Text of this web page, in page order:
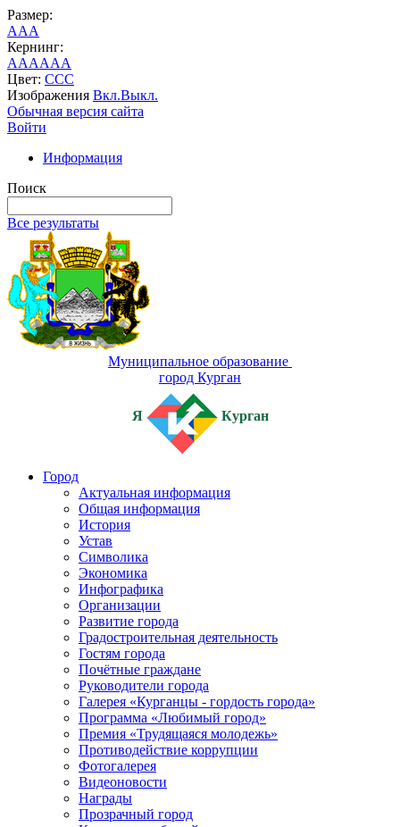
Размер:
AAA
Кернинг:
AAAAAA
Цвет: CCC
Изображения Вкл.Выкл.
Обычная версия сайта
Войти
Информация
Поиск
Все результаты
Муниципальное образование
город Курган
Я Курган
Город
Актуальная информация
Общая информация
История
Устав
Символика
Экономика
Инфографика
Организации
Развитие города
Градостроительная деятельность
Гостям города
Почётные граждане
Руководители города
Галерея «Курганцы - гордость города»
Программа «Любимый город»
Премия «Трудящаяся молодежь»
Противодействие коррупции
Фотогалерея
Видеоновости
Награды
Прозрачный город